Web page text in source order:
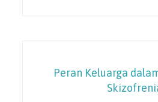
Peran Keluarga